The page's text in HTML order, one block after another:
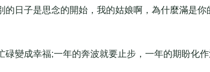
日子是思念的開始，我的姑娘啊，為什麼滿是你
變成幸福;一年的奔波就要止步，一年的期盼化